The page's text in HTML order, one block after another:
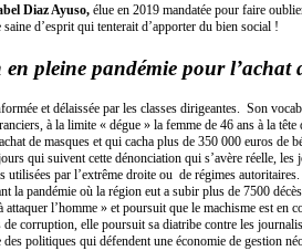
Diaz Ayuso, élue en 2019 mandatée pour faire
d’esprit qui tenterait d’apporter du bien social !
pleine pandémie pour
et délaissée par les classes dirigeantes. Son
à la limite « dégue » la femme de 46 ans à la
de masques et qui cacha plus de 350 000 euros
qui suivent cette dénonciation qui s’avère réelle,
par l’extrême droite ou de régimes
pandémie où la région eut a subir plus de 7500
l’homme » et poursuit que le machisme est
corruption, elle poursuit sa diatribe contre les
politiques qui défendent une économie de gestion